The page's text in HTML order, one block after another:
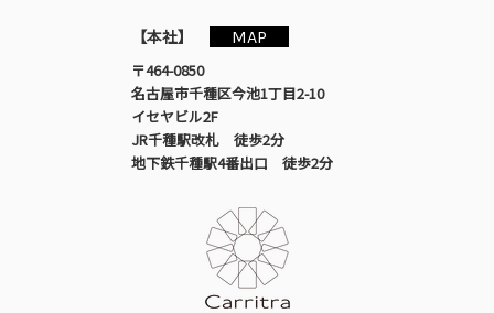
【本社】
MAP
〒464-0850
名古屋市千種区今池1丁目2-10
イセヤビル2F
JR千種駅改札 徒歩2分
地下鉄千種駅4番出口 徒歩2分